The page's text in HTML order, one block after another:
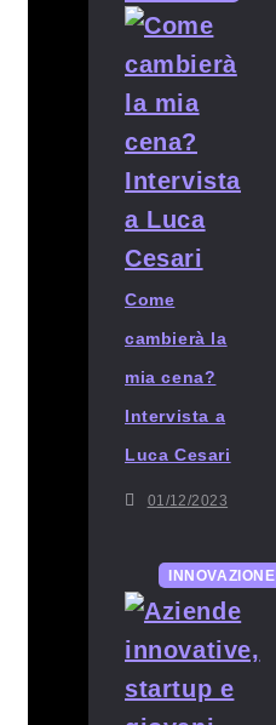
Come
cambierà la
mia cena?
Intervista a
Luca Cesari
01/12/2023
INNOVAZIONE